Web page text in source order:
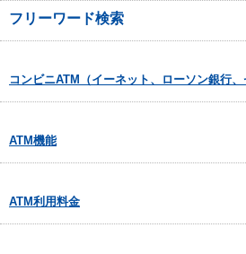
フリーワード検索
コンビニATM（イーネット、ローソン銀行、
ATM機能
ATM利用料金